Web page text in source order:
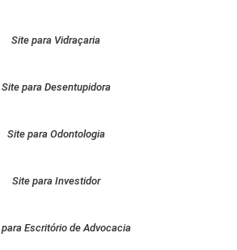
Site para Vidraçaria
Site para Desentupidora
Site para Odontologia
Site para Investidor
Escritório de Advocacia